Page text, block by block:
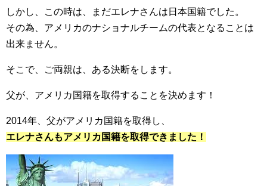
しかし、この時は、まだエレナさんは日本国籍でした。
その為、アメリカのナショナルチームの代表となることは
出来ません。
そこで、ご両親は、ある決断をします。
父が、アメリカ国籍を取得することを決めます！
2014年、父がアメリカ国籍を取得し、
エレナさんもアメリカ国籍を取得できました！